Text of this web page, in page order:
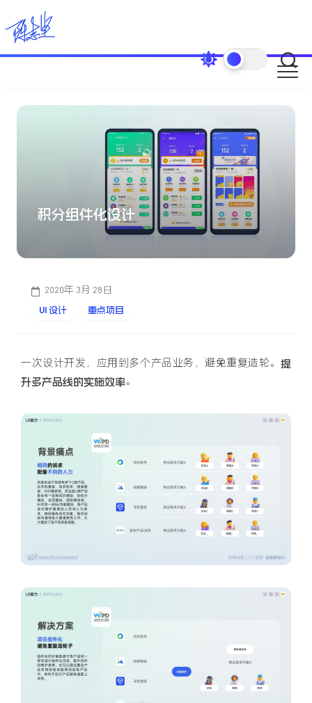
content
积分组件化设计
2020年 3月 28日
UI 设计 重点项目
一次设计开发，应用到多个产品业务，避免重复造轮。 提
升多产品线的实施效率。